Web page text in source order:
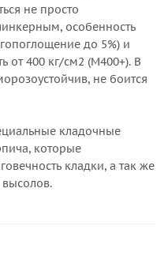
не просто
особенность
до 5%) и
от 400 кг/см2 (М400+). В
не боится
кладочные
которые
кладки, а так же